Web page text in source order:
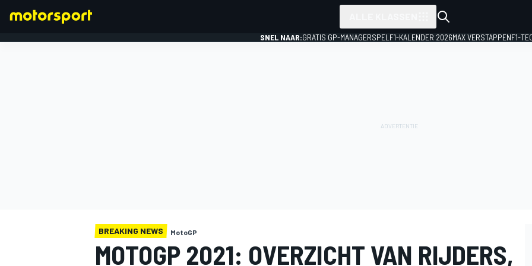
SNEL NAAR:GRATIS GP-MANAGERSPEL F1-KALENDER 2026MAX VERSTAPPENF1-
BREAKING NEWS MotoGP
MOTOGP 2021: OVERZICHT VAN RIJDERS,